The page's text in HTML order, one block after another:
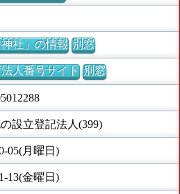
社」の情報 別窓
人番号サイト 別窓
設立登記法人(399)
05(月曜日)
13(金曜日)